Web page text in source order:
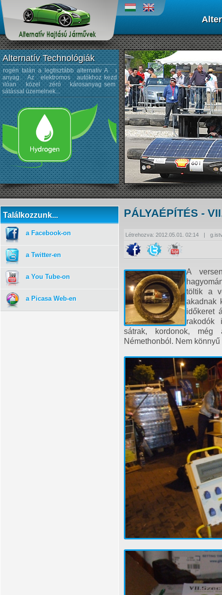
Alternatív Technológiák
A napenergiát az űrtechnológiában
kezdték alkalmazni, és az autógyártásban
sem újdonság a napelemek használata...
Működési elvük, hogy sűrített
hordoznak egy, vagy több
amivel munkahengerekben
vagy légmotort hajtanak meg...
Találkozzunk...
a Facebook-on
a Twitter-en
a You Tube-on
a Picasa Web-en
PÁLYAÉPÍTÉS -
Létrehozva: 2012.05.01. 02:14 |
A
töltik a
akadnak
időkeret
rakodók
sátrak, kordonok,
Némethonból. Nem